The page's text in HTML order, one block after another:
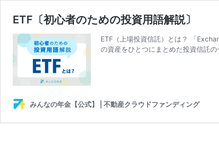
ETF〔初心者のための投資用語解説〕
ETF（上場投資信託）とは？ 「
の資産をひとつにまとめた投資信託
みんなの年金【公式】 | 不動産クラウドファンディング